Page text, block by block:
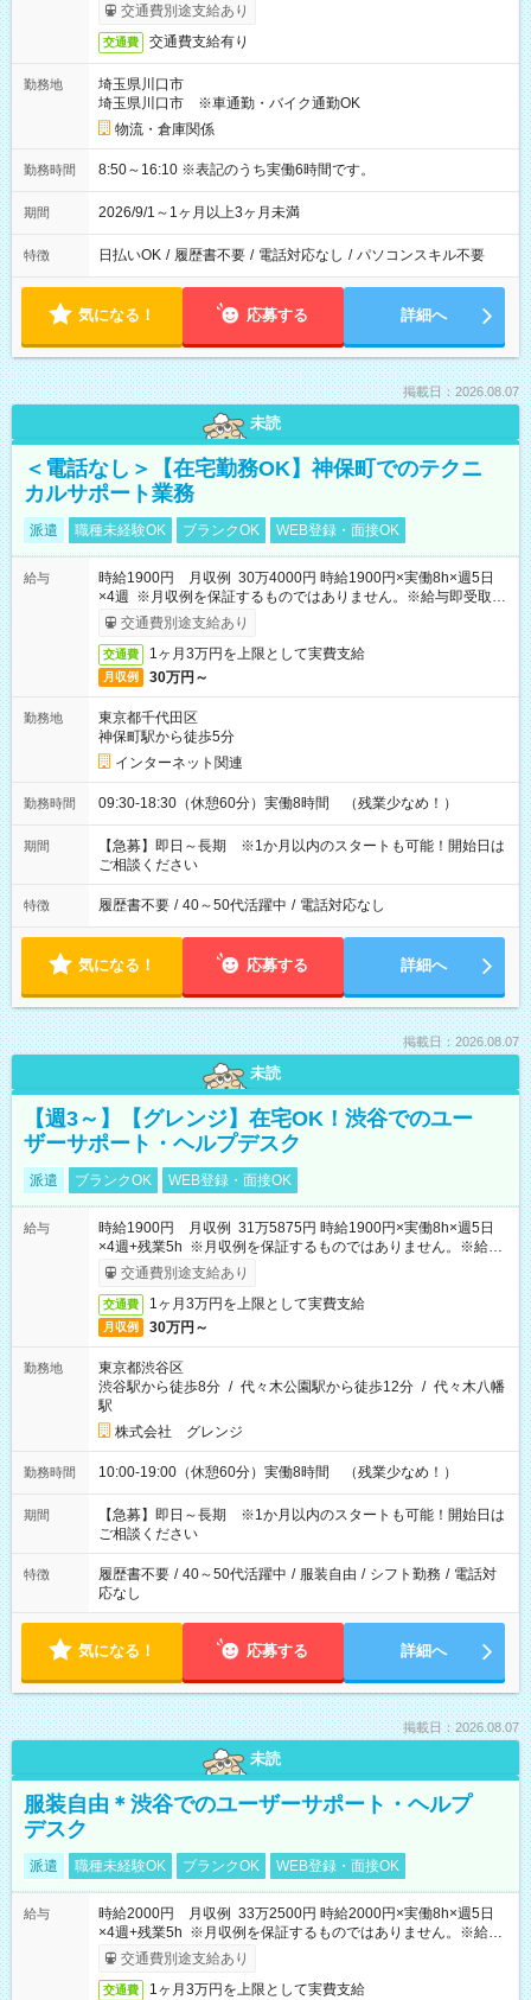
交通費別途支給あり
交通費 交通費支給有り
勤務地
埼玉県川口市
埼玉県川口市 ※車通勤・バイク通勤OK
物流・倉庫関係
勤務時間 8:50～16:10 ※表記のうち実働6時間です。
期間 2026/9/1～1ヶ月以上3ヶ月未満
特徴 日払いOK / 履歴書不要 / 電話対応なし / パソコンスキル不要
気になる！ 応募する 詳細へ
掲載日：2026.08.07
未読
＜電話なし＞【在宅勤務OK】神保町でのテクニ
カルサポート業務
派遣 職種未経験OK ブランクOK WEB登録・面接OK
給与
時給1900円 月収例 30万4000円 時給1900円×実働8h×週5日
×4週 ※月収例を保証するものではありません。※給与即受取り
サービス利用可（利用条件有）
交通費別途支給あり
交通費 1ヶ月3万円を上限として実費支給
月収例 30万円～
勤務地
東京都千代田区
神保町駅から徒歩5分
インターネット関連
勤務時間 09:30-18:30（休憩60分）実働8時間 （残業少なめ！）
期間
【急募】即日～長期 ※1か月以内のスタートも可能！開始日は
ご相談ください
特徴 履歴書不要 / 40～50代活躍中 / 電話対応なし
気になる！ 応募する 詳細へ
掲載日：2026.08.07
未読
【週3～】【グレンジ】在宅OK！渋谷でのユー
ザーサポート・ヘルプデスク
派遣 ブランクOK WEB登録・面接OK
給与
時給1900円 月収例 31万5875円 時給1900円×実働8h×週5日
×4週+残業5h ※月収例を保証するものではありません。※給与
即受取りサービス利用可（利用条件有）
交通費別途支給あり
交通費 1ヶ月3万円を上限として実費支給
月収例 30万円～
勤務地
東京都渋谷区
渋谷駅から徒歩8分 / 代々木公園駅から徒歩12分 / 代々木八幡
駅
株式会社 グレンジ
勤務時間 10:00-19:00（休憩60分）実働8時間 （残業少なめ！）
期間
【急募】即日～長期 ※1か月以内のスタートも可能！開始日は
ご相談ください
特徴 履歴書不要 / 40～50代活躍中 / 服装自由 / シフト勤務 / 電話対
応なし
気になる！ 応募する 詳細へ
掲載日：2026.08.07
未読
服装自由＊渋谷でのユーザーサポート・ヘルプ
デスク
派遣 職種未経験OK ブランクOK WEB登録・面接OK
給与
時給2000円 月収例 33万2500円 時給2000円×実働8h×週5日
×4週+残業5h ※月収例を保証するものではありません。※給与
即受取りサービス利用可（利用条件有）
交通費別途支給あり
交通費 1ヶ月3万円を上限として実費支給